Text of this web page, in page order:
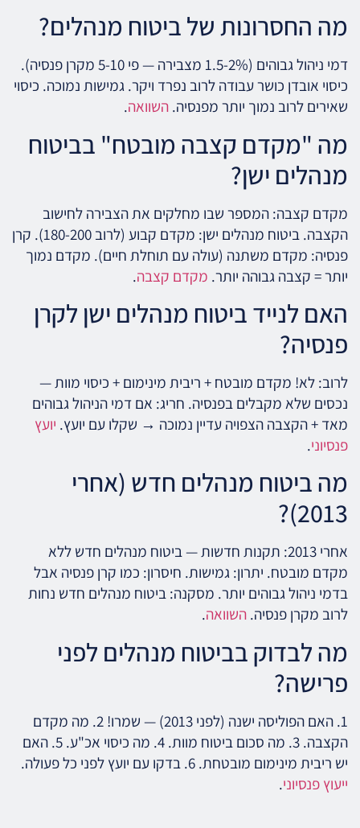
מה החסרונות של ביטוח מנהלים?
דמי ניהול גבוהים (1.5-2% מצבירה — פי 5-10 מקרן פנסיה).
כיסוי אובדן כושר עבודה לרוב נפרד ויקר. גמישות נמוכה. כיסוי
שאירים לרוב נמוך יותר מפנסיה.השוואה.
מה "מקדם קצבה מובטח" בביטוח
מנהלים ישן?
מקדם קצבה: המספר שבו מחלקים את הצבירה לחישוב
הקצבה. ביטוח מנהלים ישן: מקדם קבוע (לרוב 180-200). קרן
פנסיה: מקדם משתנה (עולה עם תוחלת חיים). מקדם נמוך
יותר = קצבה גבוהה יותר. מקדם קצבה.
האם לנייד ביטוח מנהלים ישן לקרן
פנסיה?
לרוב: לא! מקדם מובטח + ריבית מינימום + כיסוי מוות —
נכסים שלא מקבלים בפנסיה. חריג: אם דמי הניהול גבוהים
מאד + הקצבה הצפויה עדיין נמוכה → שקלו עם יועץ. יועץ
פנסיוני.
מה ביטוח מנהלים חדש (אחרי
2013)?
אחרי 2013: תקנות חדשות — ביטוח מנהלים חדש ללא
מקדם מובטח. יתרון: גמישות. חיסרון: כמו קרן פנסיה אבל
בדמי ניהול גבוהים יותר. מסקנה: ביטוח מנהלים חדש נחות
לרוב מקרן פנסיה.השוואה.
מה לבדוק בביטוח מנהלים לפני
פרישה?
1. האם הפוליסה ישנה (לפני 2013) — שמרו! 2. מה מקדם
הקצבה. 3. מה סכום ביטוח מוות. 4. מה כיסוי אכ"ע. 5. האם
יש ריבית מינימום מובטחת. 6. בדקו עם יועץ לפני כל פעולה.
ייעוץ פנסיוני.